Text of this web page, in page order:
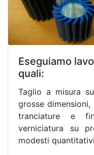
Eseguiamo
quali:
Taglio a misura
grosse
tranciature e
verniciatura su
modesti quantitativi